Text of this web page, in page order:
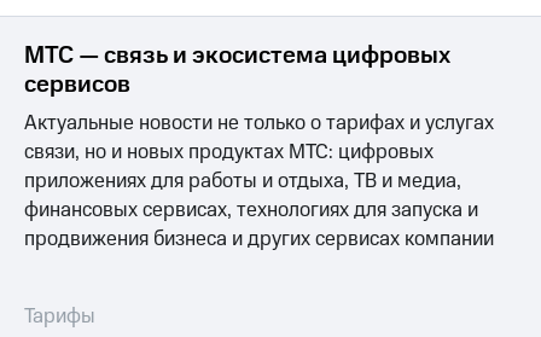
МТС — связь и экосистема цифровых
сервисов
Актуальные новости не только о тарифах и услугах
связи, но и новых продуктах МТС: цифровых
приложениях для работы и отдыха, ТВ и медиа,
финансовых сервисах, технологиях для запуска и
продвижения бизнеса и других сервисах компании
Тарифы